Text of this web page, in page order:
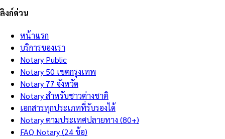
ลิงก์ด่วน
หน้าแรก
บริการของเรา
Notary Public
Notary 50 เขตกรุงเทพ
Notary 77 จังหวัด
Notary สำหรับชาวต่างชาติ
เอกสารทุกประเภทที่รับรองได้
Notary ตามประเทศปลายทาง (80+)
FAQ Notary (24 ข้อ)